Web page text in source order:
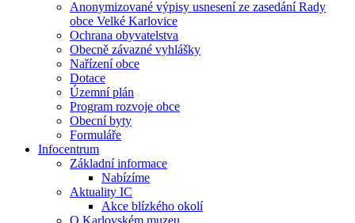
Anonymizované výpisy usnesení ze zasedání Rady
obce Velké Karlovice
Ochrana obyvatelstva
Obecně závazné vyhlášky
Nařízení obce
Dotace
Územní plán
Program rozvoje obce
Obecní byty
Formuláře
Infocentrum
Základní informace
Nabízíme
Aktuality IC
Akce blízkého okolí
O Karlovském muzeu